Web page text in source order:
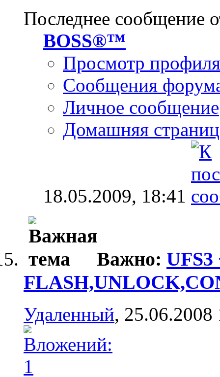
Последнее сообщение
BOSS®™
Просмотр профиля
Сообщения
Личное сообщение
Домашняя
18.05.2009, 18:41
Важно:
Удаленный, 25.06.2008